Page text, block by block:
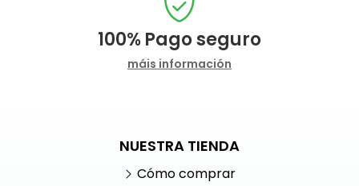
100% Pago seguro
máis información
NUESTRA TIENDA
Cómo comprar